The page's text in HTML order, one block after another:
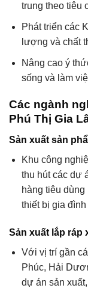
trung theo tiêu
Phát triển các
lượng và chất
Nâng cao ý
sống và làm
Các ngành
Phú Thị Gia
Sản xuất sản
Khu công
thu hút các dự
hàng tiêu
thiết bị gia
Sản xuất lắp ráp
Với vị trí gần
Phúc, Hải
dự án sản